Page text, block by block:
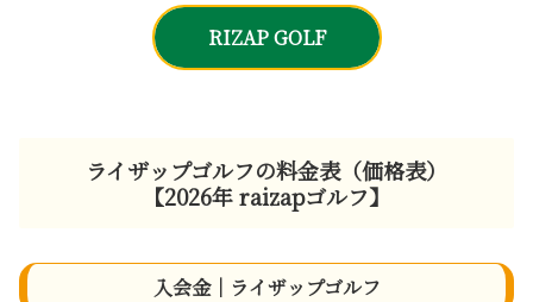
RIZAP GOLF
ライザップゴルフの料金表（価格表）
【2026年 raizapゴルフ】
入会金｜ライザップゴルフ